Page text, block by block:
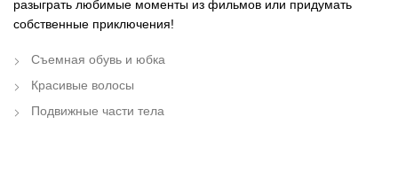
разыграть любимые моменты из фильмов или придумать
собственные приключения!
Съемная обувь и юбка
Красивые волосы
Подвижные части тела